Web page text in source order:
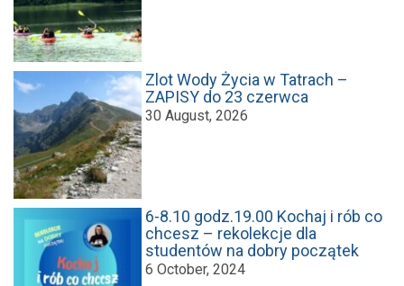
Zlot Wody Życia w Tatrach –
ZAPISY do 23 czerwca
30 August, 2026
6-8.10 godz.19.00 Kochaj i rób co
chcesz – rekolekcje dla
studentów na dobry początek
6 October, 2024